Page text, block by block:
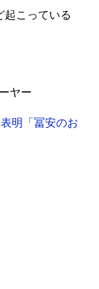
こっている
ヤー
明「冨安のお